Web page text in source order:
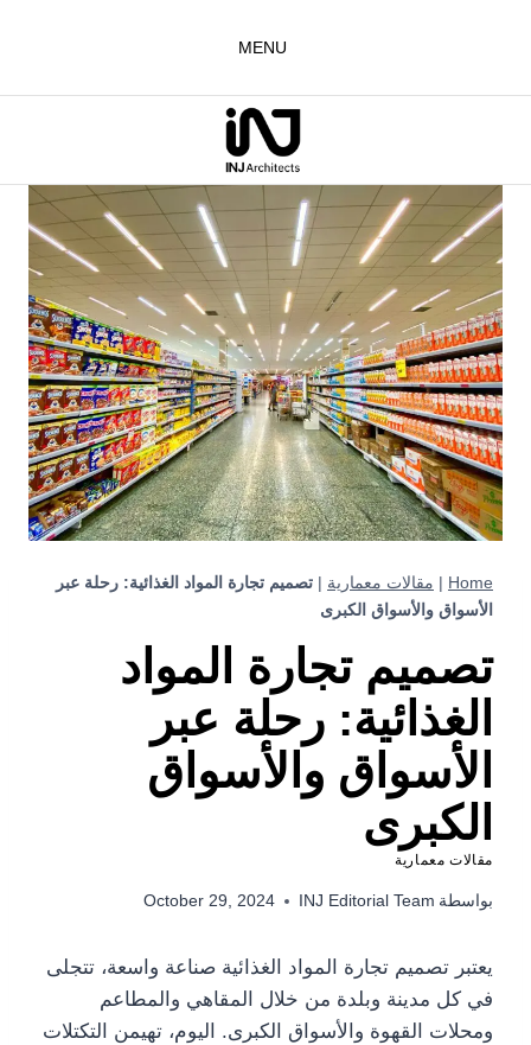
MENU
Home
| مقالات معمارية | تصميم تجارة المواد الغذائية: رحلة عبر
الأسواق والأسواق الكبرى
تصميم تجارة المواد
الغذائية: رحلة عبر
الأسواق والأسواق
الكبرى
مقالات معمارية
بواسطة INJ Editorial Team
October 29, 2024
يعتبر تصميم تجارة المواد الغذائية صناعة واسعة، تتجلى
في كل مدينة وبلدة من خلال المقاهي والمطاعم
ومحلات القهوة والأسواق الكبرى. اليوم، تهيمن التكتلات